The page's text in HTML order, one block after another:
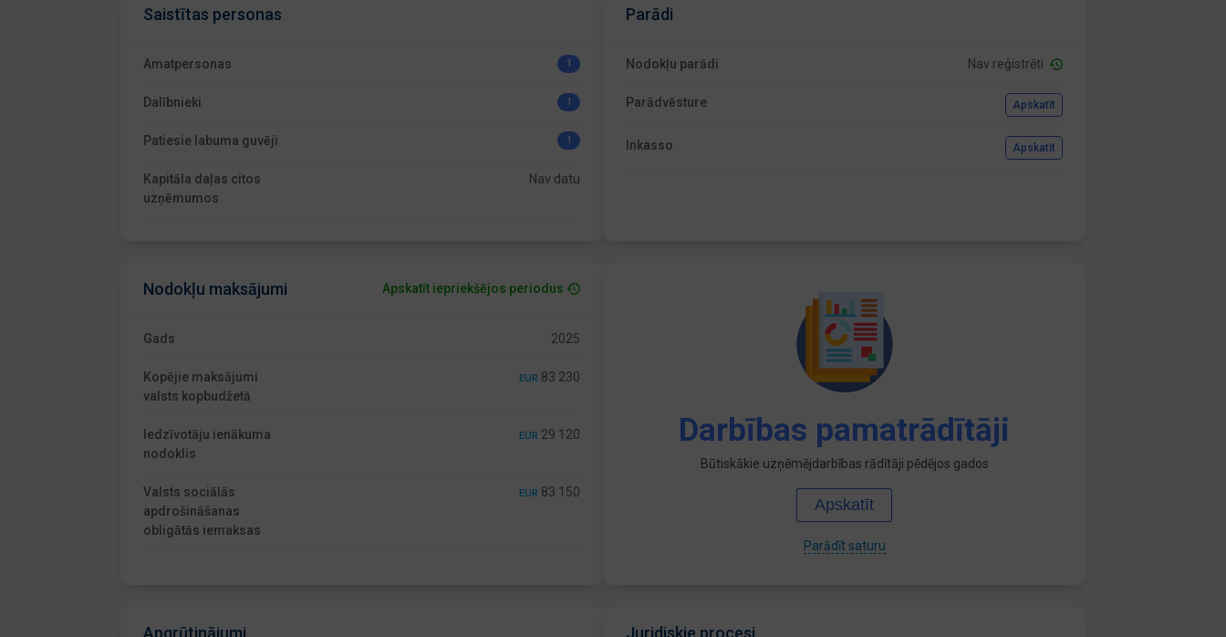
Saistītas personas
Amatpersonas 1
Dalībnieki 1
Patiesie labuma guvēji 1
Kapitāla daļas citos
uzņēmumos
Nav datu
Parādi
Nodokļu parādi Nav reģistrēti
Parādvēsture Apskatīt
Inkasso Apskatīt
Nodokļu maksājumi Apskatīt iepriekšējos periodus
Gads 2025
Kopējie maksājumi
valsts kopbudžetā
EUR 83 230
Iedzīvotāju ienākuma
nodoklis
EUR 29 120
Valsts sociālās
apdrošināšanas
obligātās iemaksas
EUR 83 150
Darbības pamatrādītāji
Būtiskākie uzņēmējdarbības rādītāji pēdējos gados
Apskatīt
Parādīt saturu
Apgrūtinājumi Juridiskie procesi